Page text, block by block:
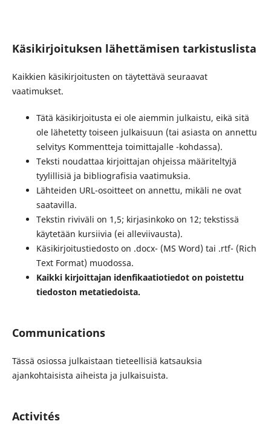
Käsikirjoituksen lähettämisen tarkistuslista
Kaikkien käsikirjoitusten on täytettävä seuraavat
vaatimukset.
Tätä käsikirjoitusta ei ole aiemmin julkaistu, eikä sitä
ole lähetetty toiseen julkaisuun (tai asiasta on annettu
selvitys Kommentteja toimittajalle -kohdassa).
Teksti noudattaa kirjoittajan ohjeissa määriteltyjä
tyylillisiä ja bibliografisia vaatimuksia.
Lähteiden URL-osoitteet on annettu, mikäli ne ovat
saatavilla.
Tekstin riviväli on 1,5; kirjasinkoko on 12; tekstissä
käytetään kursiivia (ei alleviivausta).
Käsikirjoitustiedosto on .docx- (MS Word) tai .rtf- (Rich
Text Format) muodossa.
Kaikki kirjoittajan idenfikaatiotiedot on poistettu
tiedoston metatiedoista.
Communications
Tässä osiossa julkaistaan tieteellisiä katsauksia
ajankohtaisista aiheista ja julkaisuista.
Activités